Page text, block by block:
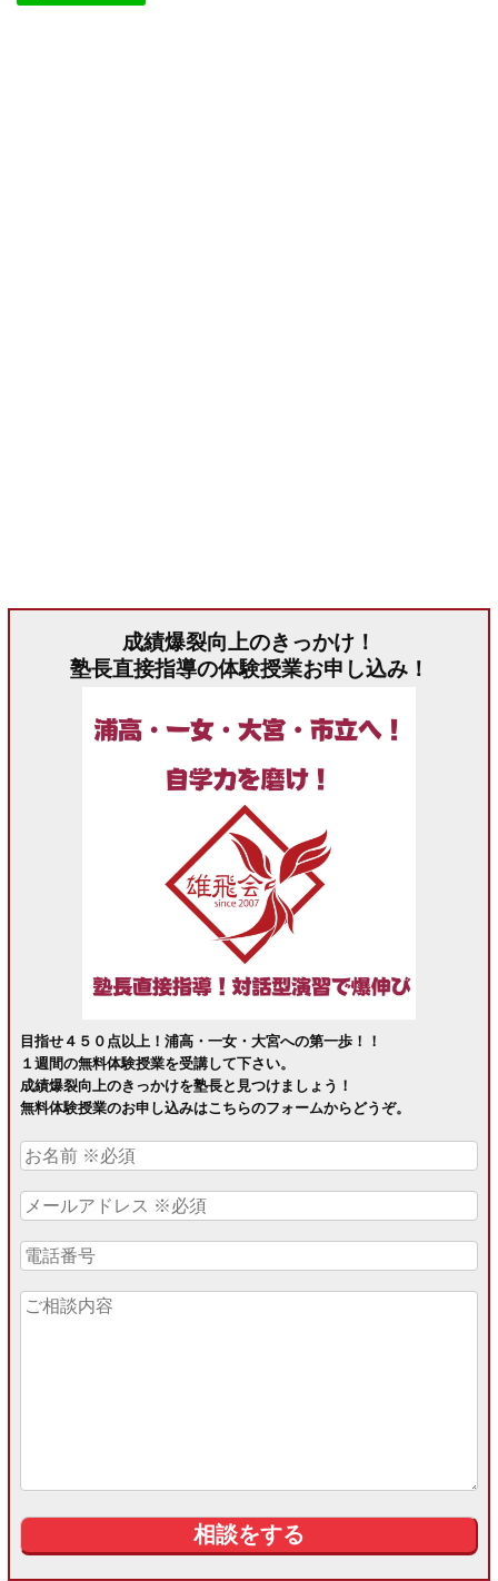
成績爆裂向上のきっかけ！
塾長直接指導の体験授業お申し込み！
目指せ４５０点以上！浦高・一女・大宮への第一歩！！
１週間の無料体験授業を受講して下さい。
成績爆裂向上のきっかけを塾長と見つけましょう！
無料体験授業のお申し込みはこちらのフォームからどうぞ。